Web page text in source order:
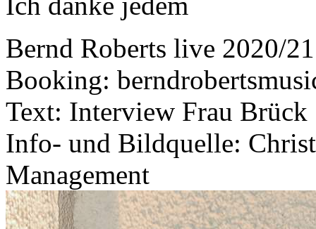
Bernd Roberts live 2020/21
Booking:
Text: Interview Frau Brück
Info- und Bildquelle:
Management